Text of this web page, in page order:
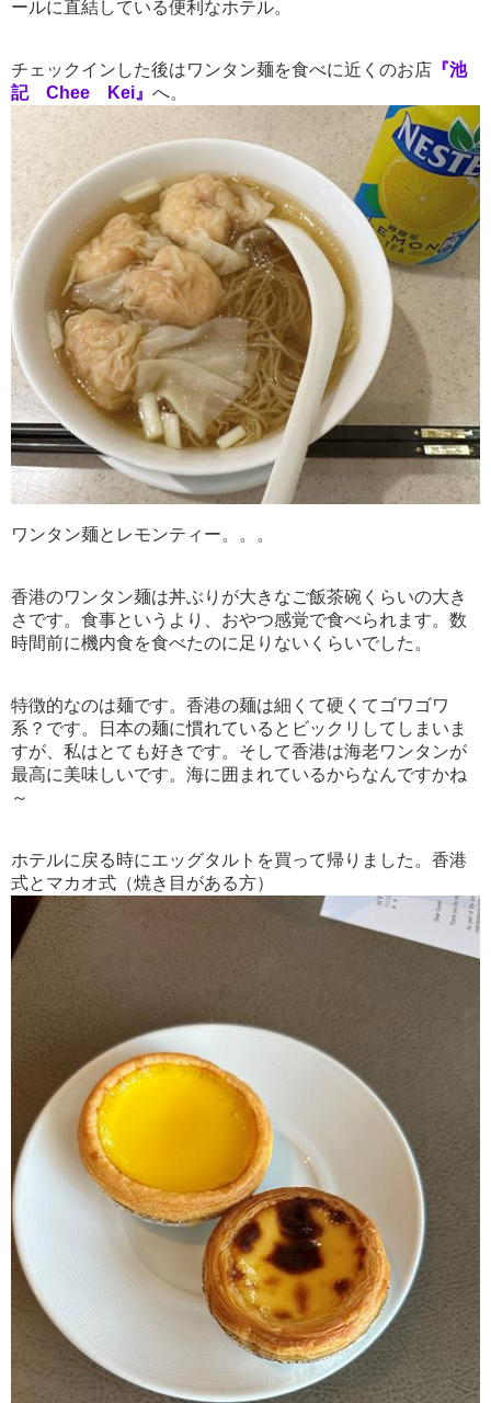
ールに直結している便利なホテル。
チェックインした後はワンタン麺を食べに近くのお店 『池
記 Chee Kei』 へ。
ワンタン麺とレモンティー。。。
香港のワンタン麺は丼ぶりが大きなご飯茶碗くらいの大き
さです。食事というより、おやつ感覚で食べられます。数
時間前に機内食を食べたのに足りないくらいでした。
特徴的なのは麺です。香港の麺は細くて硬くてゴワゴワ
系？です。日本の麺に慣れているとビックリしてしまいま
すが、私はとても好きです。そして香港は海老ワンタンが
最高に美味しいです。海に囲まれているからなんですかね
～
ホテルに戻る時にエッグタルトを買って帰りました。香港
式とマカオ式（焼き目がある方）